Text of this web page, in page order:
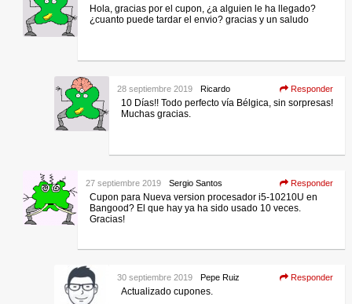
Hola, gracias por el cupon, ¿a alguien le ha llegado?
¿cuanto puede tardar el envio? gracias y un saludo
Ricardo
28 septiembre 2019 Responder
10 Días!! Todo perfecto vía Bélgica, sin sorpresas!
Muchas gracias.
Sergio Santos
27 septiembre 2019 Responder
Cupon para Nueva version procesador i5-10210U en
Bangood? El que hay ya ha sido usado 10 veces.
Gracias!
Pepe Ruiz
30 septiembre 2019 Responder
Actualizado cupones.